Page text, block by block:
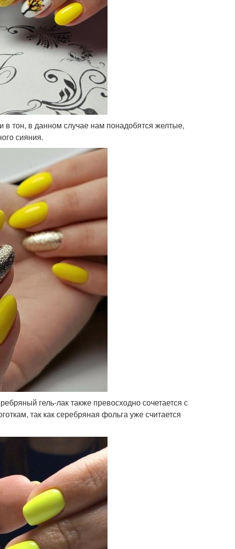
в тон, в данном случае нам понадобятся желтые,
сияния.
гель-лак также превосходно сочетается с
так как серебряная фольга уже считается